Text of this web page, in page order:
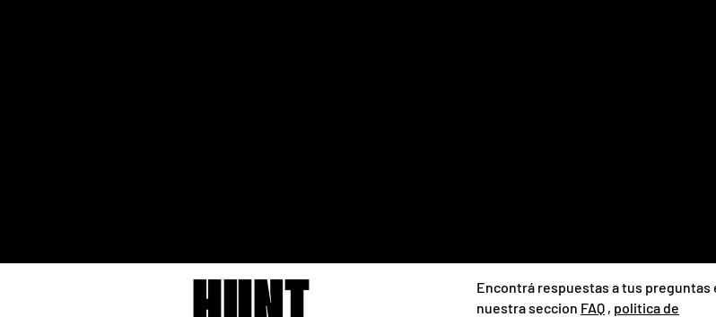
Encontrá respuestas a tus preguntas
nuestra seccion FAQ , politica de